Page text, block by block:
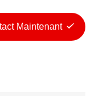
Maintenant